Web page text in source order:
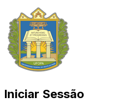
Iniciar Sessão